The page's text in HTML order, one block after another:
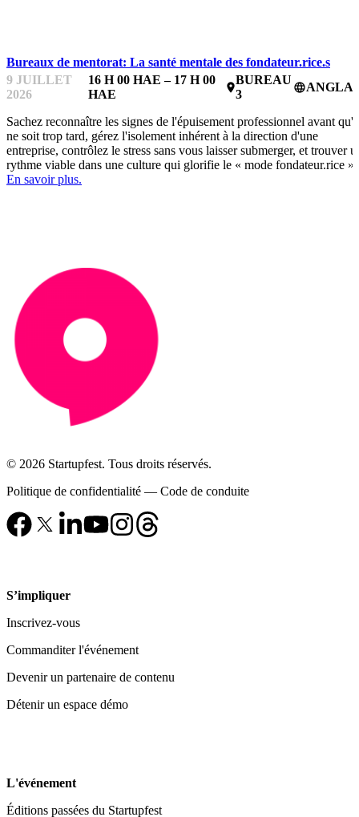
Bureaux de mentorat: La santé mentale des fondateur.rice.s
9 JUILLET
2026
16 H 00 HAE – 17 H 00
HAE
place
BUREAU
3
language
Sachez reconnaître les signes de l'épuisement professionnel avant qu'il
ne soit trop tard, gérez l'isolement inhérent à la direction d'une
entreprise, contrôlez le stress sans vous laisser submerger, et trouver
rythme viable dans une culture qui glorifie le « mode fondateur.rice ».
En savoir plus.
© 2026 Startupfest. Tous droits réservés.
Politique de confidentialité — Code de conduite
S’impliquer
Inscrivez-vous
Commanditer l'événement
Devenir un partenaire de contenu
Détenir un espace démo
L'événement
Éditions passées du Startupfest